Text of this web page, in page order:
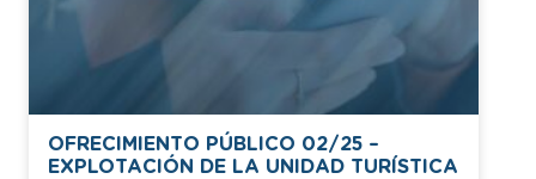
OFRECIMIENTO PÚBLICO 02/25 –
EXPLOTACIÓN DE LA UNIDAD TURÍSTICA